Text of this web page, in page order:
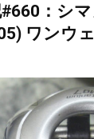
：シ
ワンウ